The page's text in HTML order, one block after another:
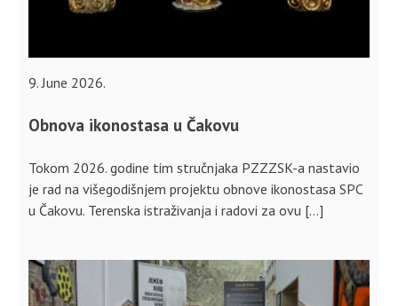
9. June 2026.
Obnova ikonostasa u Čakovu
Tokom 2026. godine tim stručnjaka PZZZSK-a nastavio
je rad na višegodišnjem projektu obnove ikonostasa SPC
u Čakovu. Terenska istraživanja i radovi za ovu […]